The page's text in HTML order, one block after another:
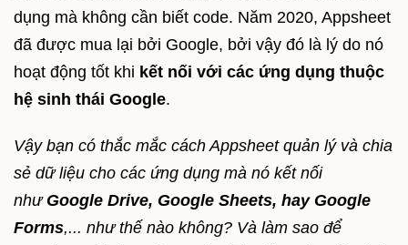
dụng mà không cần biết code. Năm 2020, Appsheet
đã được mua lại bởi Google, bởi vậy đó là lý do nó
hoạt động tốt khi kết nối với các ứng dụng thuộc
hệ sinh thái Google.
Vậy bạn có thắc mắc cách Appsheet quản lý và chia
sẻ dữ liệu cho các ứng dụng mà nó kết nối
như Google Drive, Google Sheets, hay Google
Forms,... như thế nào không? Và làm sao để